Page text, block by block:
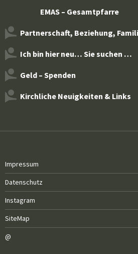
EMAS – Gesamtpfarre
Partnerschaft, Beziehung,
Ich bin hier neu… Sie suchen …
Geld – Spenden
Kirchliche Neuigkeiten & Links
Impressum
Datenschutz
Instagram
SiteMap
@